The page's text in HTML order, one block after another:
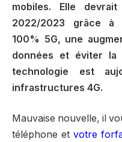
mobiles. Elle
2022/2023 grâce à
100% 5G, une
données et éviter la
technologie est
infrastructures 4G.
Mauvaise nouvelle, il
téléphone etvotre